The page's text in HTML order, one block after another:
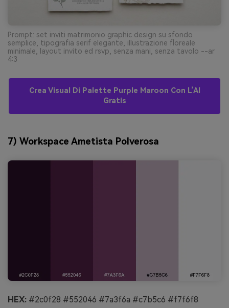
Prompt: set inviti matrimonio graphic design su sfondo
semplice, tipografia serif elegante, illustrazione floreale
minimale, layout invito ed rsvp, senza mani, senza tavolo --ar
4:3
Crea Visual Di Palette Purple Maroon Con L’AI
Gratis
7) Workspace Ametista Polverosa
HEX: #2c0f28 #552046 #7a3f6a #c7b5c6 #f7f6f8